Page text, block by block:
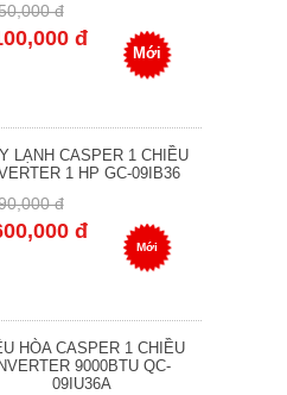
đ
đ
Mới
LẠNH CASPER 1 CHIỀU
1 HP GC-09IB36
đ
đ
Mới
HÒA CASPER 1 CHIỀU
INVERTER 9000BTU QC-
09IU36A